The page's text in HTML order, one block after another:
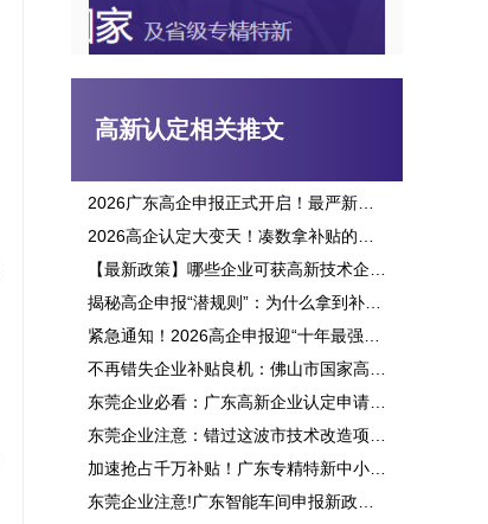
东莞市专精特新“小巨人”企业培育项目申报
高新认定相关推文